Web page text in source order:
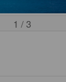
1 / 3